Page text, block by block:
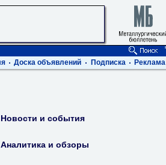
Доска объявлений Подписка Реклама
Новости и события
Аналитика и обзоры